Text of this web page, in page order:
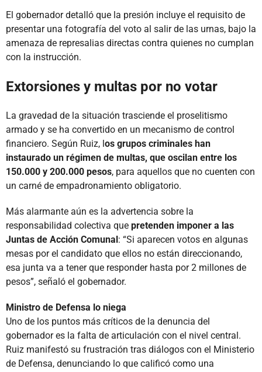
El gobernador detalló que la presión incluye el requisito de
presentar una fotografía del voto al salir de las urnas, bajo la
amenaza de represalias directas contra quienes no cumplan
con la instrucción.
Extorsiones y multas por no votar
La gravedad de la situación trasciende el proselitismo
armado y se ha convertido en un mecanismo de control
financiero. Según Ruiz, los grupos criminales han
instaurado un régimen de multas, que oscilan entre los
150.000 y 200.000 pesos, para aquellos que no cuenten con
un carné de empadronamiento obligatorio.
Más alarmante aún es la advertencia sobre la
responsabilidad colectiva que pretenden imponer a las
Juntas de Acción Comunal: “Si aparecen votos en algunas
mesas por el candidato que ellos no están direccionando,
esa junta va a tener que responder hasta por 2 millones de
pesos”, señaló el gobernador.
Ministro de Defensa lo niega
Uno de los puntos más críticos de la denuncia del
gobernador es la falta de articulación con el nivel central.
Ruiz manifestó su frustración tras diálogos con el Ministerio
de Defensa, denunciando lo que calificó como una